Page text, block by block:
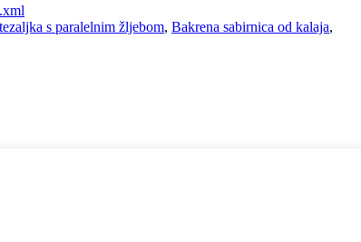
s paralelnim žljebom, Bakrena sabirnica od kalaja,